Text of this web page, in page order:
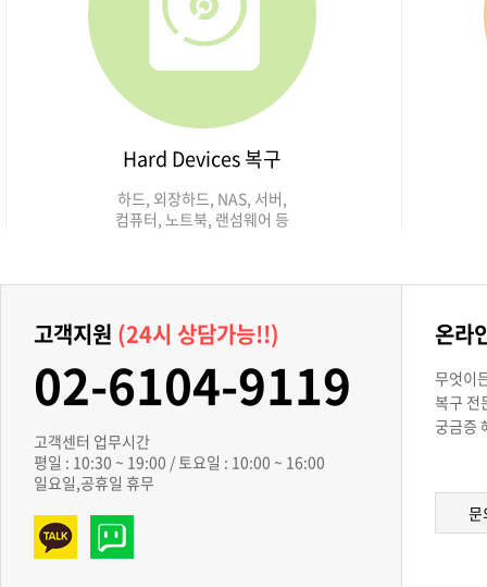
Hard Devices 복구
하드, 외장하드, NAS, 서버,
컴퓨터, 노트북, 랜섬웨어 등
고객지원 (24시 상담가능!!)
02-6104-9119
고객센터 업무시간
평일 : 10:30 ~ 19:00 / 토요일 : 10:00 ~ 16:00
일요일,공휴일 휴무
온라
무엇이
복구 전
궁금증
문